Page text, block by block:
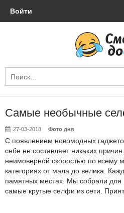
Войти
Самые необычные
27-03-2018 Фото дня
С появлением новомодных
себе не составляет никаких
неимоверной скоростью по всему
категориях от мала до велика.
памятных местах. Мы собрали
самые крутые селфи из сети.